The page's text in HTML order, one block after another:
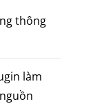
thông
làm